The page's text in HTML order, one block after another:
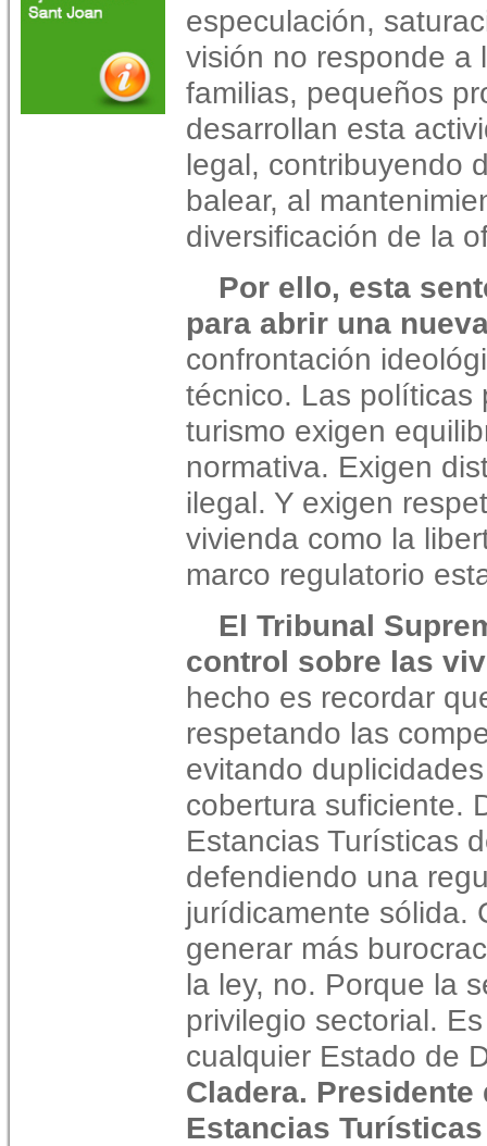
especulación,
visión no responde a
familias, pequeños
desarrollan esta
legal, contribuyendo
balear, al
diversificación de la
Por ello, esta
para abrir una
confrontación
técnico. Las políticas
turismo exigen
normativa. Exigen
ilegal. Y exigen
vivienda como la
marco regulatorio
El Tribunal
control sobre las
hecho es recordar
respetando las
evitando
cobertura suficiente.
Estancias Turísticas
defendiendo una
jurídicamente sólida.
generar más
la ley, no. Porque la
privilegio sectorial.
cualquier Estado de
Cladera.
Estancias